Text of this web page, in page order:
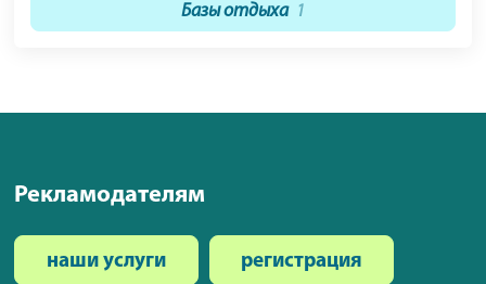
Базы отдыха 1
Рекламодателям
наши услуги регистрация